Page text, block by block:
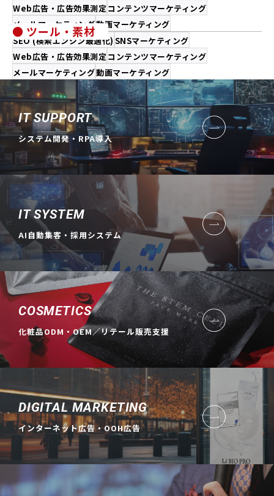
Web広告・広告効果測定コンテンツマーケティング
メールマーケティング動画マーケティング
● ツール・素材
SEO (検索エンジン最適化) SNSマーケティング
Web広告・広告効果測定コンテンツマーケティング
メールマーケティング動画マーケティング
IT SUPPORT
システム開発・RPA導入
IT SYSTEM
AI自動集客・採用システム
COSMETICS
化粧品ODM・OEM／リテール販売支援
DIGITAL MARKETING
インターネット広告・OOH広告